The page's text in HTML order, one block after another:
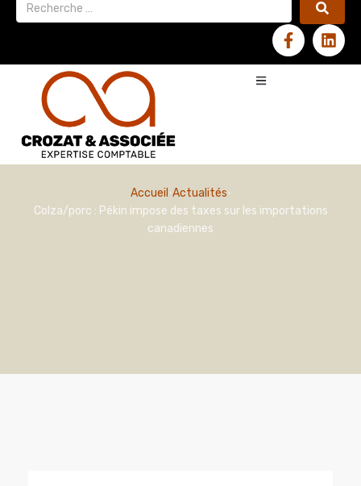
Accueil Actualités
Colza/porc : Pékin impose des taxes sur les importations
canadiennes